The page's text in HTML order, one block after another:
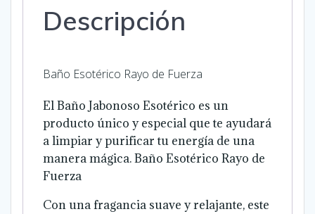
Descripción
Baño Esotérico Rayo de Fuerza
El Baño Jabonoso Esotérico es un
producto único y especial que te ayudará
a limpiar y purificar tu energía de una
manera mágica.Baño Esotérico Rayo de
Fuerza
Con una fragancia suave y relajante, este